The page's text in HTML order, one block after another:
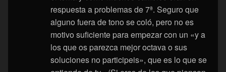
respuesta a problemas de 7ª. Seguro que
alguno fuera de tono se coló, pero no es
motivo suficiente para empezar con un «y a
los que os parezca mejor octava o sus
soluciones no participeis», que es lo que se